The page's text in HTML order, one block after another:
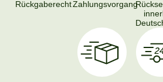
RückgaberechtZahlungsvorgang